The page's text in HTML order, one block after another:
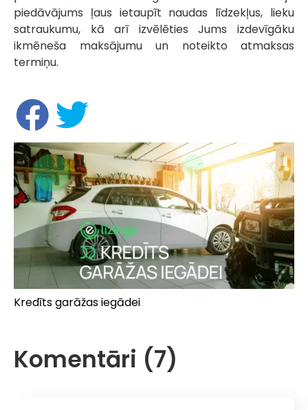
piedāvājums ļaus ietaupīt naudas līdzekļus, lieku
satraukumu, kā arī izvēlēties Jums izdevīgāku
ikmēneša maksājumu un noteikto atmaksas
termiņu.
Kredīts garāžas iegādei
Komentāri (7)